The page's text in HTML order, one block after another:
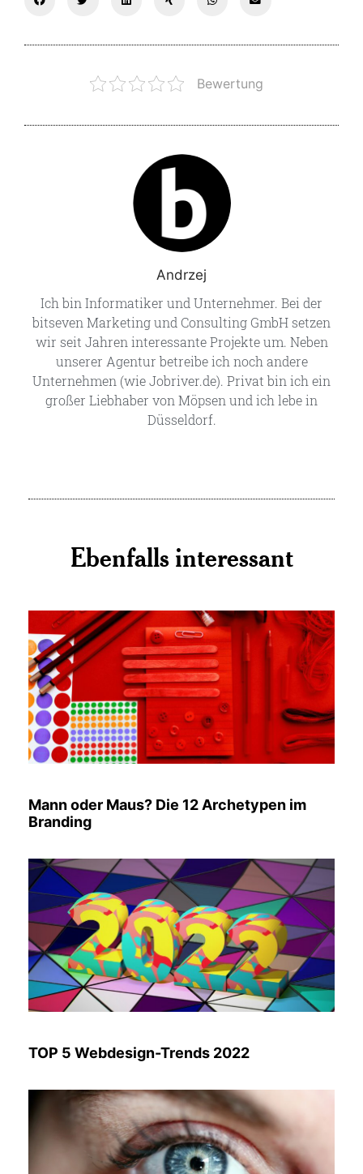
Bewertung
Andrzej
Ich bin Informatiker und Unternehmer. Bei der
bitseven Marketing und Consulting GmbH setzen
wir seit Jahren interessante Projekte um. Neben
unserer Agentur betreibe ich noch andere
Unternehmen (wie Jobriver.de). Privat bin ich ein
großer Liebhaber von Möpsen und ich lebe in
Düsseldorf.
Ebenfalls interessant
Mann oder Maus? Die 12 Archetypen im
Branding
TOP 5 Webdesign-Trends 2022